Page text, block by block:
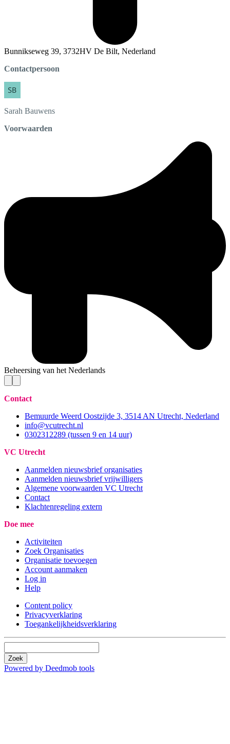
Bunnikseweg 39, 3732HV De Bilt, Nederland
Contactpersoon
Sarah Bauwens
Voorwaarden
Beheersing van het Nederlands
Contact
Bemuurde Weerd Oostzijde 3, 3514 AN Utrecht, Nederland
info@vcutrecht.nl
0302312289 (tussen 9 en 14 uur)
VC Utrecht
Aanmelden nieuwsbrief organisaties
Aanmelden nieuwsbrief vrijwilligers
Algemene voorwaarden VC Utrecht
Contact
Klachtenregeling extern
Doe mee
Activiteiten
Zoek Organisaties
Organisatie toevoegen
Account aanmaken
Log in
Help
Content policy
Privacyverklaring
Toegankelijkheidsverklaring
Zoek
Powered by Deedmob tools